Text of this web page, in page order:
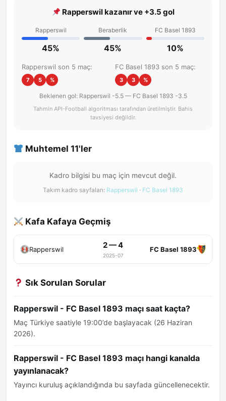
Rapperswil kazanır ve +3.5 gol
Rapperswil
45%
Beraberlik
45%
FC Basel 1893
10%
Rapperswil son 5 maç:
7 5 %
FC Basel 1893 son 5 maç:
3 3 %
Beklenen gol: Rapperswil -5.5 — FC Basel 1893 -3.5
Tahmin API-Football algoritması tarafından üretilmiştir. Bahis
tavsiyesi değildir.
Muhtemel 11'ler
Kadro bilgisi bu maç için mevcut değil.
Takım kadro sayfaları: Rapperswil · FC Basel 1893
Kafa Kafaya Geçmiş
Rapperswil 2 — 4
2025-07
FC Basel 1893
Sık Sorulan Sorular
Rapperswil - FC Basel 1893 maçı saat kaçta?
Maç Türkiye saatiyle 19:00’de başlayacak (26 Haziran
2026).
Rapperswil - FC Basel 1893 maçı hangi kanalda
yayınlanacak?
Yayıncı kuruluş açıklandığında bu sayfada güncellenecektir.